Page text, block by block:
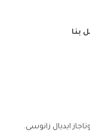
بنا
ايديال زانوسى.